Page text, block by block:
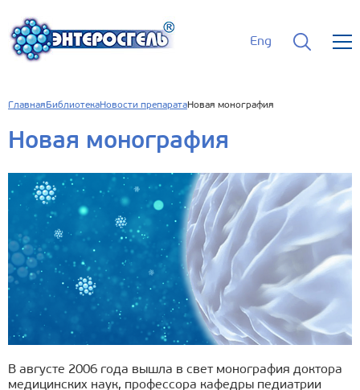
Eng
Главная БиблиотекаНовости препаратаНовая монография
Новая монография
В августе 2006 года вышла в свет монография доктора
медицинских наук, профессора кафедры педиатрии